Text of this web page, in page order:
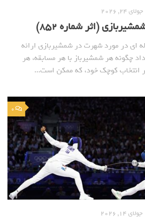
2026
(اثر شماره 852)
در مورد شهرت در شمشیربازی ارائه
چگونه هر شمشیرباز با هر مسابقه، هر
انتخاب کوچک خود، که ممکن است...
0
14, 2026